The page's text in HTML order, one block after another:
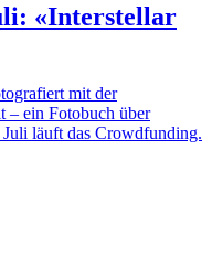
«Interstellar
mit der
– ein Fotobuch über
läuft das Crowdfunding.